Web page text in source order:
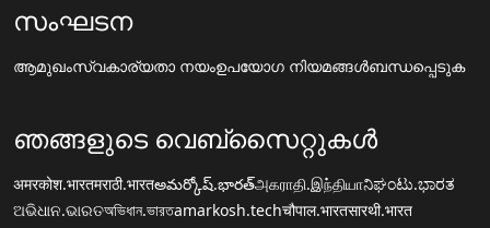
സംഘടന
ആമുഖംസ്വകാര്യതാ നയംഉപയോഗ നിയമങ്ങൾബന്ധപ്പെടുക
ഞങ്ങളുടെ വെബ്സൈറ്റുകൾ
अमरकोश.भारतमराठी.भारतఅమర్కోష్.భారత్அகராதி.இந்தியாನಿಘಂಟು.ಭಾರತ
ଅଭିଧାନ.ଭାରତঅভিধান.ভারতamarkosh.techचौपाल.भारतसारथी.भारत